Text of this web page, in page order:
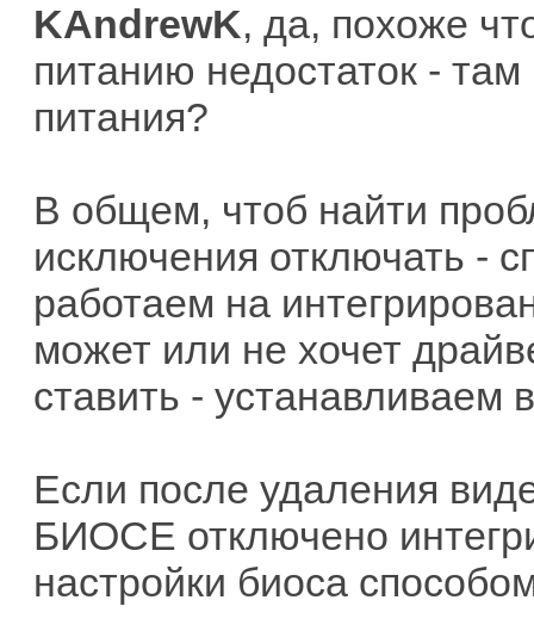
KAndrewK, да, похоже
питанию недостаток -
питания?
В общем, чтоб найти
исключения отключать -
работаем на
может или не хочет
ставить - устанавливаем
Если после удаления
БИОСЕ отключено
настройки биоса